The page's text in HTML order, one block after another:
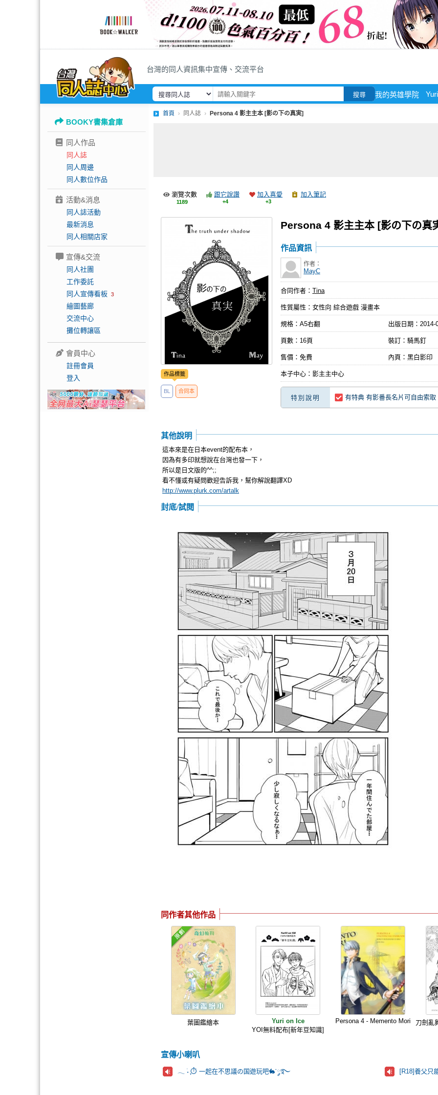
台灣的同人資訊集中宣傳、交流平台
搜尋 我的英雄學院 Yuri
BOOKY書集倉庫
同人作品
同人誌
同人周邊
同人數位作品
活動&消息
同人誌活動
最新消息
同人相關店家
宣傳&交流
同人社團
工作委託
同人宣傳看板 3
繪圖藝廊
交流中心
攤位轉讓區
會員中心
註冊會員
登入
首頁 同人誌 Persona 4 影主主本 [影の下の真実]
瀏覽次數
1189
跟它說讚
+4
加入喜愛
+3
加入筆記
Persona 4 影主主本 [影の下の真
作品標籤
BL 合同本
作品資訊
作者：
MayC
合同作者： Tina
性質屬性：女性向 綜合遊戲 漫畫本
規格：A5右翻 出版日期： 2014-
頁數：16頁 裝訂：騎馬釘
售價：免費 內頁：黑白影印
本子中心：影主主中心
特別說明 有特典 有影番長名片可自由索取
其他說明
這本來是在日本event的配布本，
因為有多印就想說在台灣也發一下，
所以是日文版的^^;;
看不懂或有疑問歡迎告訴我，幫你解說翻譯XD
http://www.plurk.com/artalk
封底/試閱
同作者其他作品
葉圖鑑繪本
Yuri on Ice
YOI無料配布[新年豆知識]
Persona 4 - Memento Mori
刀劍亂
宣傳小喇叭
𓂃 ࣪˖ ִֶָ⏱️ 一起在不思議の国遊玩吧🐇་༘࿐ [R18]養父只